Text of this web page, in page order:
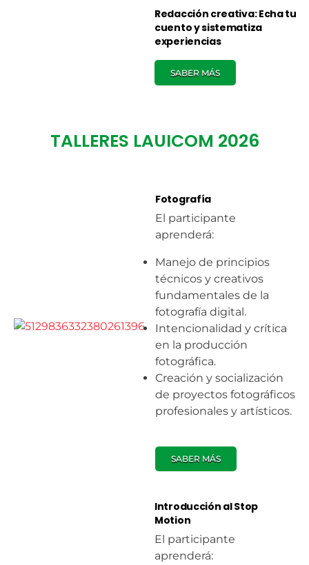
Redacción creativa: Echa tu
cuento y sistematiza
experiencias
SABER MÁS
TALLERES LAUICOM 2026
Fotografía
El participante
aprenderá:
Manejo de principios
técnicos y creativos
fundamentales de la
fotografía digital.
Intencionalidad y crítica
en la producción
fotográfica.
Creación y socialización
de proyectos fotográficos
profesionales y artísticos.
SABER MÁS
Introducción al Stop
Motion
El participante
aprenderá: